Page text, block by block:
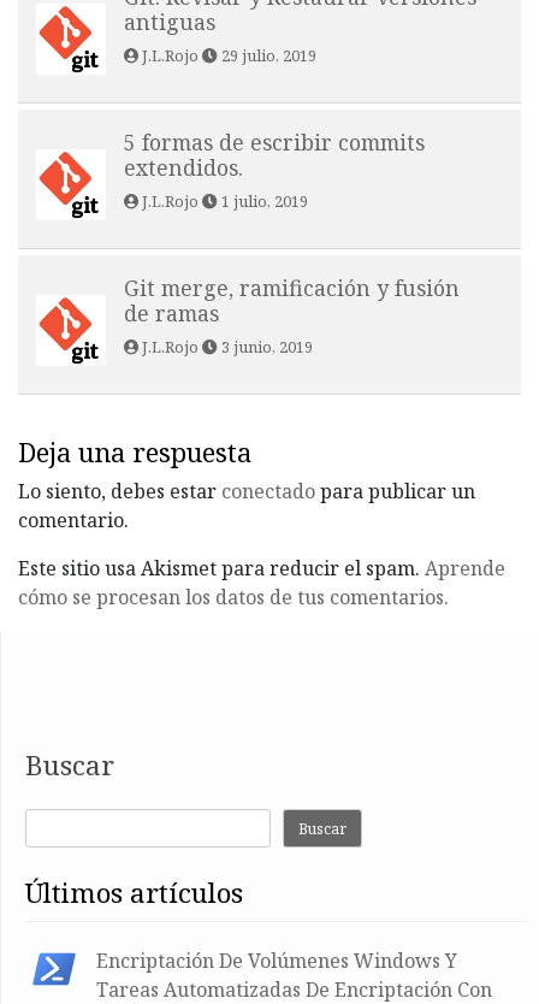
antiguas
J.L.Rojo 29 julio, 2019
5 formas de escribir commits
extendidos.
J.L.Rojo 1 julio, 2019
Git merge, ramificación y fusión
de ramas
J.L.Rojo 3 junio, 2019
Deja una respuesta
Lo siento, debes estar conectadopara publicar un
comentario.
Este sitio usa Akismet para reducir el spam. Aprende
cómo se procesan los datos de tus comentarios.
Buscar
Buscar
últimos artículos
Encriptación De Volúmenes Windows Y
Tareas Automatizadas De Encriptación Con